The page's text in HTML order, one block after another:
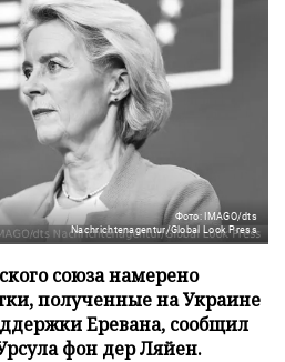
Фото: IMAGO/dts
Nachrichtenagentur/Global Look Press
союза намерено
полученные на Украине
Еревана, сообщил
фон дер Ляйен.